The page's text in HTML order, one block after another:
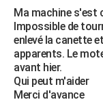
Mobiles
Meilleur smartphone
Internet
Ordinateurs
Jeux vidéo
Guide high-tech
+BRICOLAGE
Forum
Aménagement intérieur
Extérieur
Cuisine
Salle de bains
Jardinage
Rangement
WEEK-END
Guides de France
Escapades
Patrimoine
Expositions
Musées
Week-end nature
+LIFESTYLE
Ma machine s'est
Impossible de
enlevé la canette
apparents. Le
avant hier.
Qui peut m'aider
Merci d'avance